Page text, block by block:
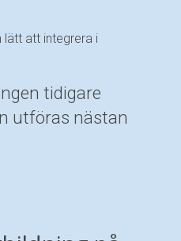
lätt att integrera i
tidigare
utföras nästan